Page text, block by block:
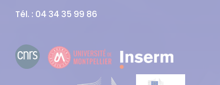
Tél. : 04 34 35 99 86